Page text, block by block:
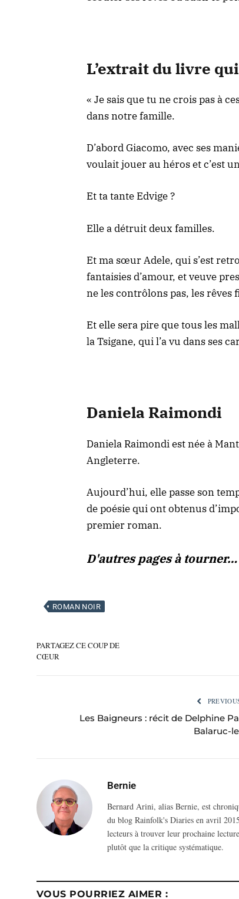
L’extrait du livre
« Je sais que tu ne crois pas à
dans notre famille.
D’abord Giacomo, avec ses
voulait jouer au héros et c’est
Et ta tante Edvige ?
Elle a détruit deux familles.
Et ma sœur Adele, qui s’est
fantaisies d’amour, et veuve
ne les contrôlons pas, les
Et elle sera pire que tous les
la Tsigane, qui l’a vu dans ses
Daniela Raimondi
Daniela Raimondi est née à
Angleterre.
Aujourd’hui, elle passe son
de poésie qui ont obtenus
premier roman.
D'autres pages à tourner…
ROMAN NOIR
PARTAGEZ CE COUP DE
CŒUR
Les Baigneurs : récit de Delphine
Balaruc-
Bernie
Bernard Arini, alias Bernie, est
du blog Rainfolk's Diaries en avril
lecteurs à trouver leur prochaine
plutôt que la critique systématique.
VOUS POURRIEZ AIMER :